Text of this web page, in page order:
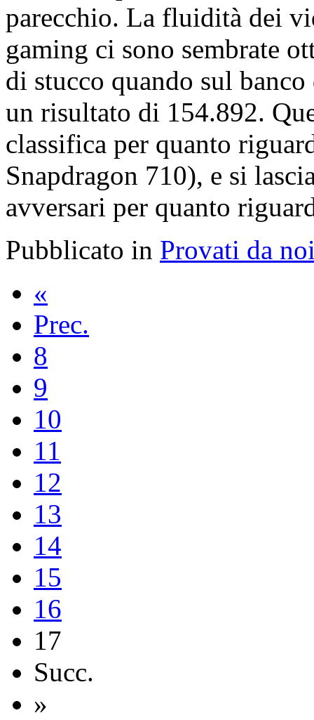
parecchio. La fluidità dei
gaming ci sono sembrate
di stucco quando sul
un risultato di 154.892.
classifica per quanto
Snapdragon 710), e si
avversari per quanto
Pubblicato in Provati da
«
Prec.
8
9
10
11
12
13
14
15
16
17
Succ.
»